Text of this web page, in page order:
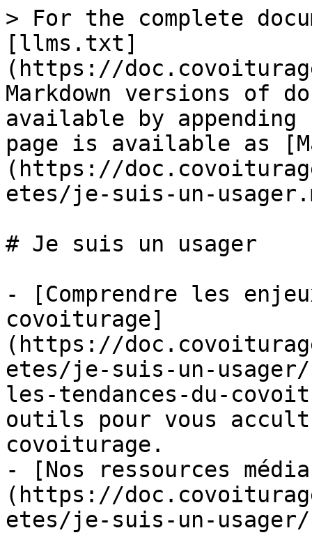
> For the complete
[llms.txt]
(https://
Markdown versions of
available by
page is available as
(https://
etes/je-suis-un-
# Je suis un usager
- [Comprendre les
covoiturage]
(https://
etes/je-suis-un-
les-tendances-du-
outils pour vous
covoiturage.
- [Nos ressources
(https://